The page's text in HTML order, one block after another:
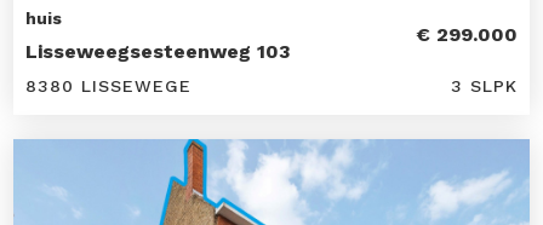
huis
Lisseweegsesteenweg 103
€ 299.000
8380 LISSEWEGE 3 SLPK